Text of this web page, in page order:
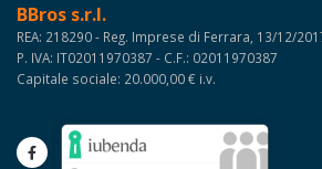
BBros s.r.l.
REA: 218290 - Reg. Imprese di Ferrara, 13/12/
P. IVA: IT02011970387 - C.F.: 02011970387
Capitale sociale: 20.000,00 € i.v.